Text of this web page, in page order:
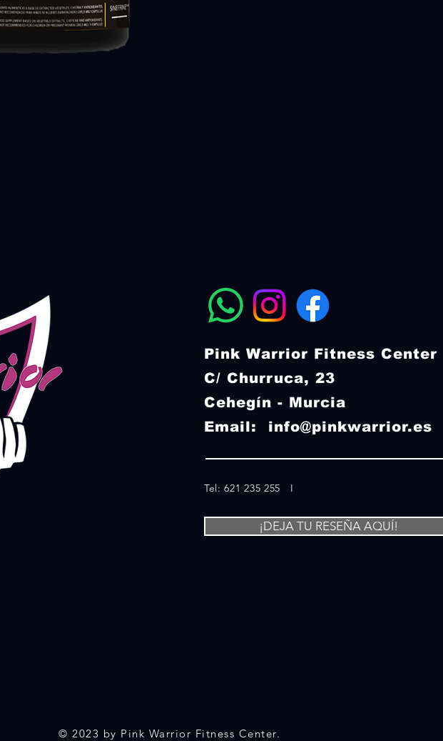
Pink Warrior Fitness Center
C/ Churruca, 23
Cehegín - Murcia
Email: info@pinkwarrior.es
Tel: 621 235 255 I
¡DEJA TU RESEÑA AQUÍ!
© 2023 by Pink Warrior Fitness Center.